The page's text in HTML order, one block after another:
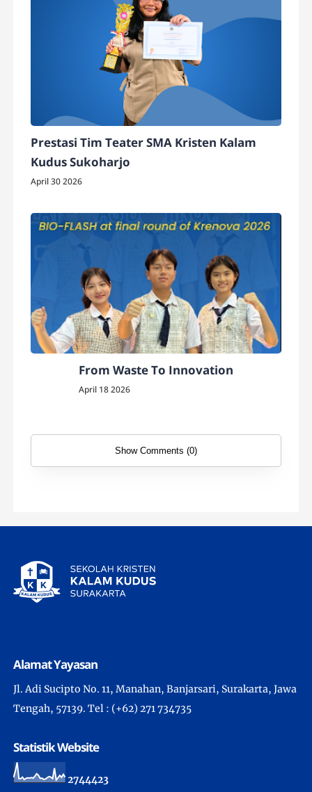
Prestasi Tim Teater SMA Kristen Kalam
Kudus Sukoharjo
April 30 2026
From Waste To Innovation
April 18 2026
Show Comments (0)
Alamat Yayasan
Jl. Adi Sucipto No. 11, Manahan, Banjarsari, Surakarta, Jawa
Tengah, 57139. Tel : (+62) 271 734735
Statistik Website
2744423